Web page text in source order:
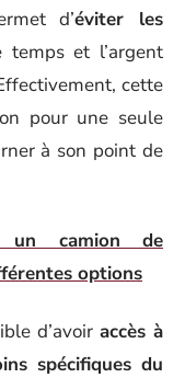
d’éviter les
et l’argent
cette
pour une seule
à son point de
un camion de
options
d’avoir accès à
spécifiques du